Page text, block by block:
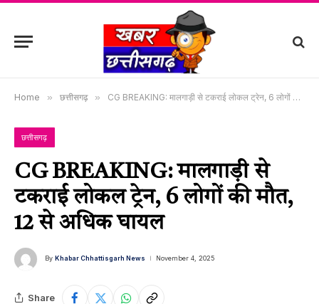
Home » छत्तीसगढ़ » CG BREAKING: मालगाड़ी से टकराई लोकल ट्रेन, 6 लोगों की मौत, 12 से अधिक घायल
छत्तीसगढ़
CG BREAKING: मालगाड़ी से
टकराई लोकल ट्रेन, 6 लोगों की मौत,
12 से अधिक घायल
By Khabar Chhattisgarh News November 4, 2025
Share